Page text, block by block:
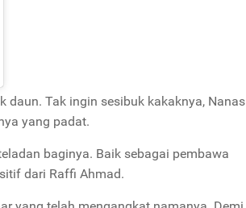
daun. Tak ingin sesibuk kakaknya, Nanas
yang padat.
baginya. Baik sebagai pembawa
dari Raffi Ahmad.